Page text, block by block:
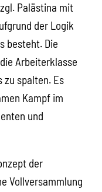
Palästina mit
der Logik
besteht. Die
Arbeiterklasse
zu spalten. Es
Kampf im
und
der
Vollversammlung